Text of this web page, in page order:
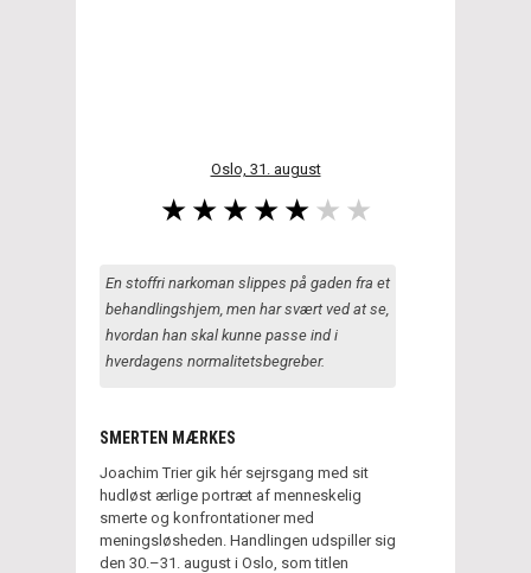
Oslo, 31. august
En stoffri narkoman slippes på gaden fra et
behandlingshjem, men har svært ved at se,
hvordan han skal kunne passe ind i
hverdagens normalitetsbegreber.
SMERTEN MÆRKES
Joachim Trier gik hér sejrsgang med sit
hudløst ærlige portræt af menneskelig
smerte og konfrontationer med
meningsløsheden. Handlingen udspiller sig
den 30.–31. august i Oslo, som titlen